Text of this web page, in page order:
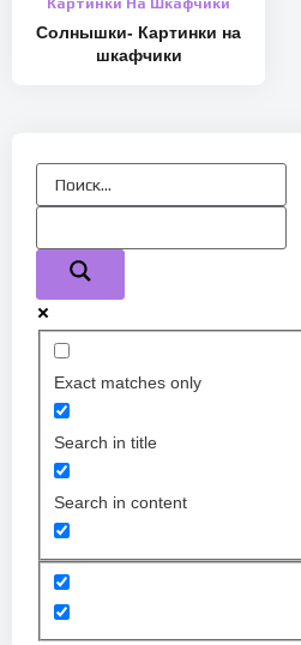
Картинки На Шкафчики
Солнышки- Картинки на
шкафчики
Exact matches only
Search in title
Search in content